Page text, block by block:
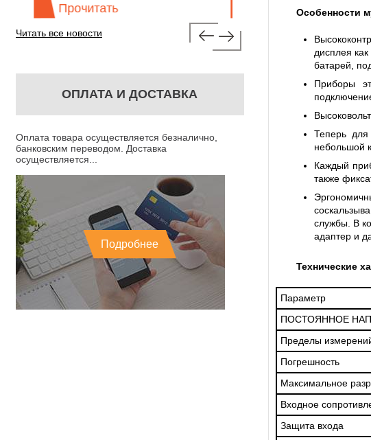
Читать все новости
ОПЛАТА И ДОСТАВКА
Оплата товара осуществляется безналично,
банковским переводом. Доставка
осуществляется...
Подробнее
Особенности
дисплея
батарей,
Приборы
Теперь
небольшой
Каждый
также
службы. В
адаптер и
Технические
Параметр
ПОСТОЯННОЕ
Пределы
Погрешность
Максимальное
Входное
Защита входа